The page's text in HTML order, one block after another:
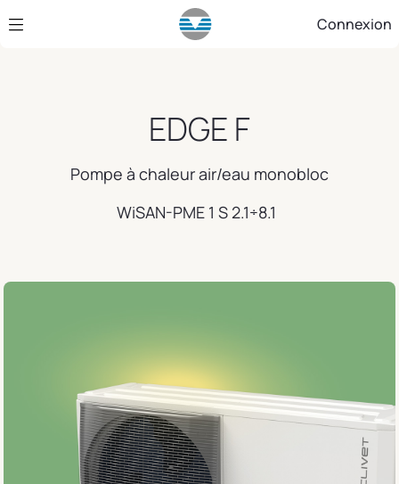
Saut au contenu principal Connexion
EDGE F
Pompe à chaleur air/eau monobloc
WiSAN-PME 1 S 2.1÷8.1